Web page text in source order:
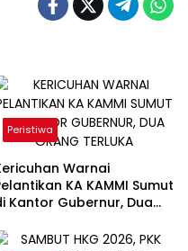
Peristiwa
Warnai
KA KAMMI Sumut
Kantor Gubernur, Dua